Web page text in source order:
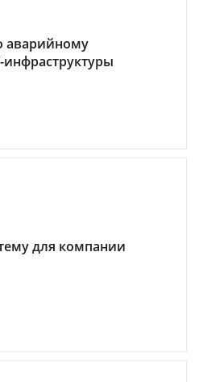
аварийному
для компании